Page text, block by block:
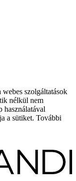
szolgáltatások
nélkül nem
használatával
a sütiket. További